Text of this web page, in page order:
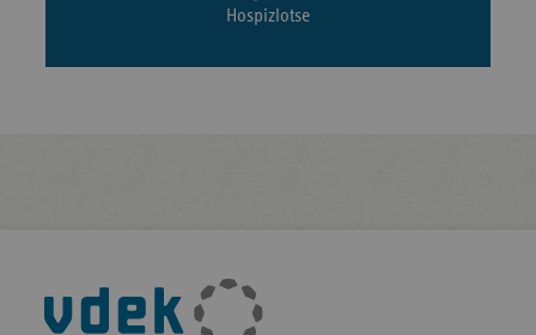
Hospizlotse
Fußleisten-
Navigation